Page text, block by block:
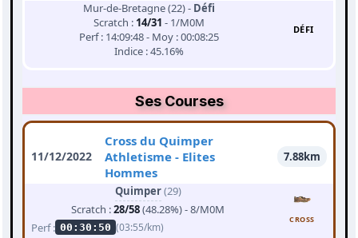
Mur-de-Bretagne (22) - Défi
Scratch : 14/31 - 1/M0M
Perf : 14:09:48 - Moy : 00:08:25
Indice : 45.16%
DÉFI
Ses Courses
11/12/2022
Cross du Quimper
Athletisme - Elites
Hommes
7.88km
Quimper(29)
Scratch :28/58(48.28%) - 8/M0M
Perf : 00:30:50 (03:55/km)
CROSS